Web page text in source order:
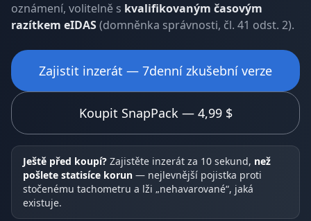
oznámení, volitelně s kvalifikovaným časovým
razítkem eIDAS(domněnka správnosti, čl. 41 odst. 2).
Zajistit inzerát — 7denní zkušební verze
Koupit SnapPack — 4,99 $
Ještě před koupí? Zajistěte inzerát za 10 sekund, než
pošlete statisíce korun — nejlevnější pojistka proti
stočenému tachometru a lži „nehavarované“, jaká
existuje.